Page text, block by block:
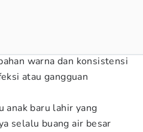
warna dan konsistensi
atau gangguan
anak baru lahir yang
selalu buang air besar